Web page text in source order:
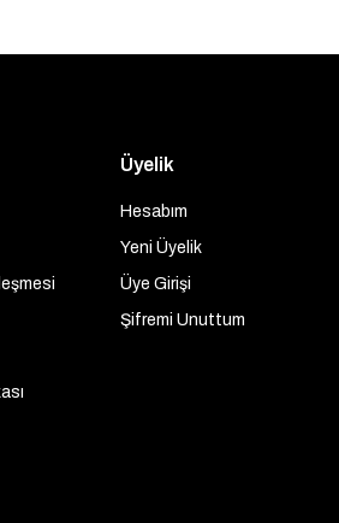
Üyelik
Hesabım
Yeni Üyelik
Üye Girişi
Şifremi Unuttum